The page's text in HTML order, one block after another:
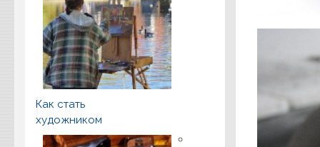
Как стать
художником